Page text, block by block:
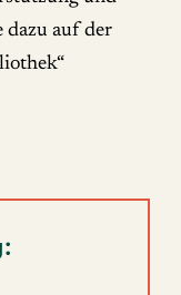
dazu auf der